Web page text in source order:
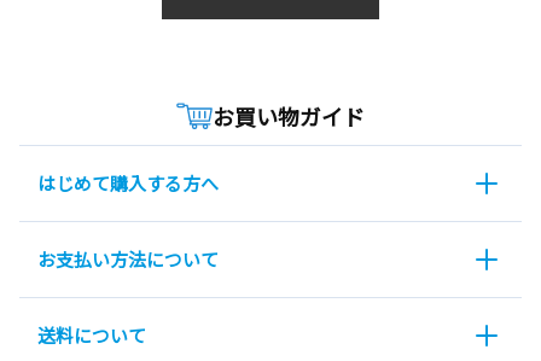
お買い物ガイド
はじめて購入する方へ
お支払い方法について
送料について